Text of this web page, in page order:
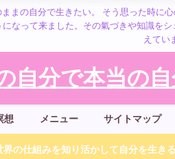
まの自分で生きたい。 そう思った時
なって来ました。その氣づきや知識
えてい
自分で本当の
想 メニュー サイトマップ
界の仕組みを知り活かして自分を生